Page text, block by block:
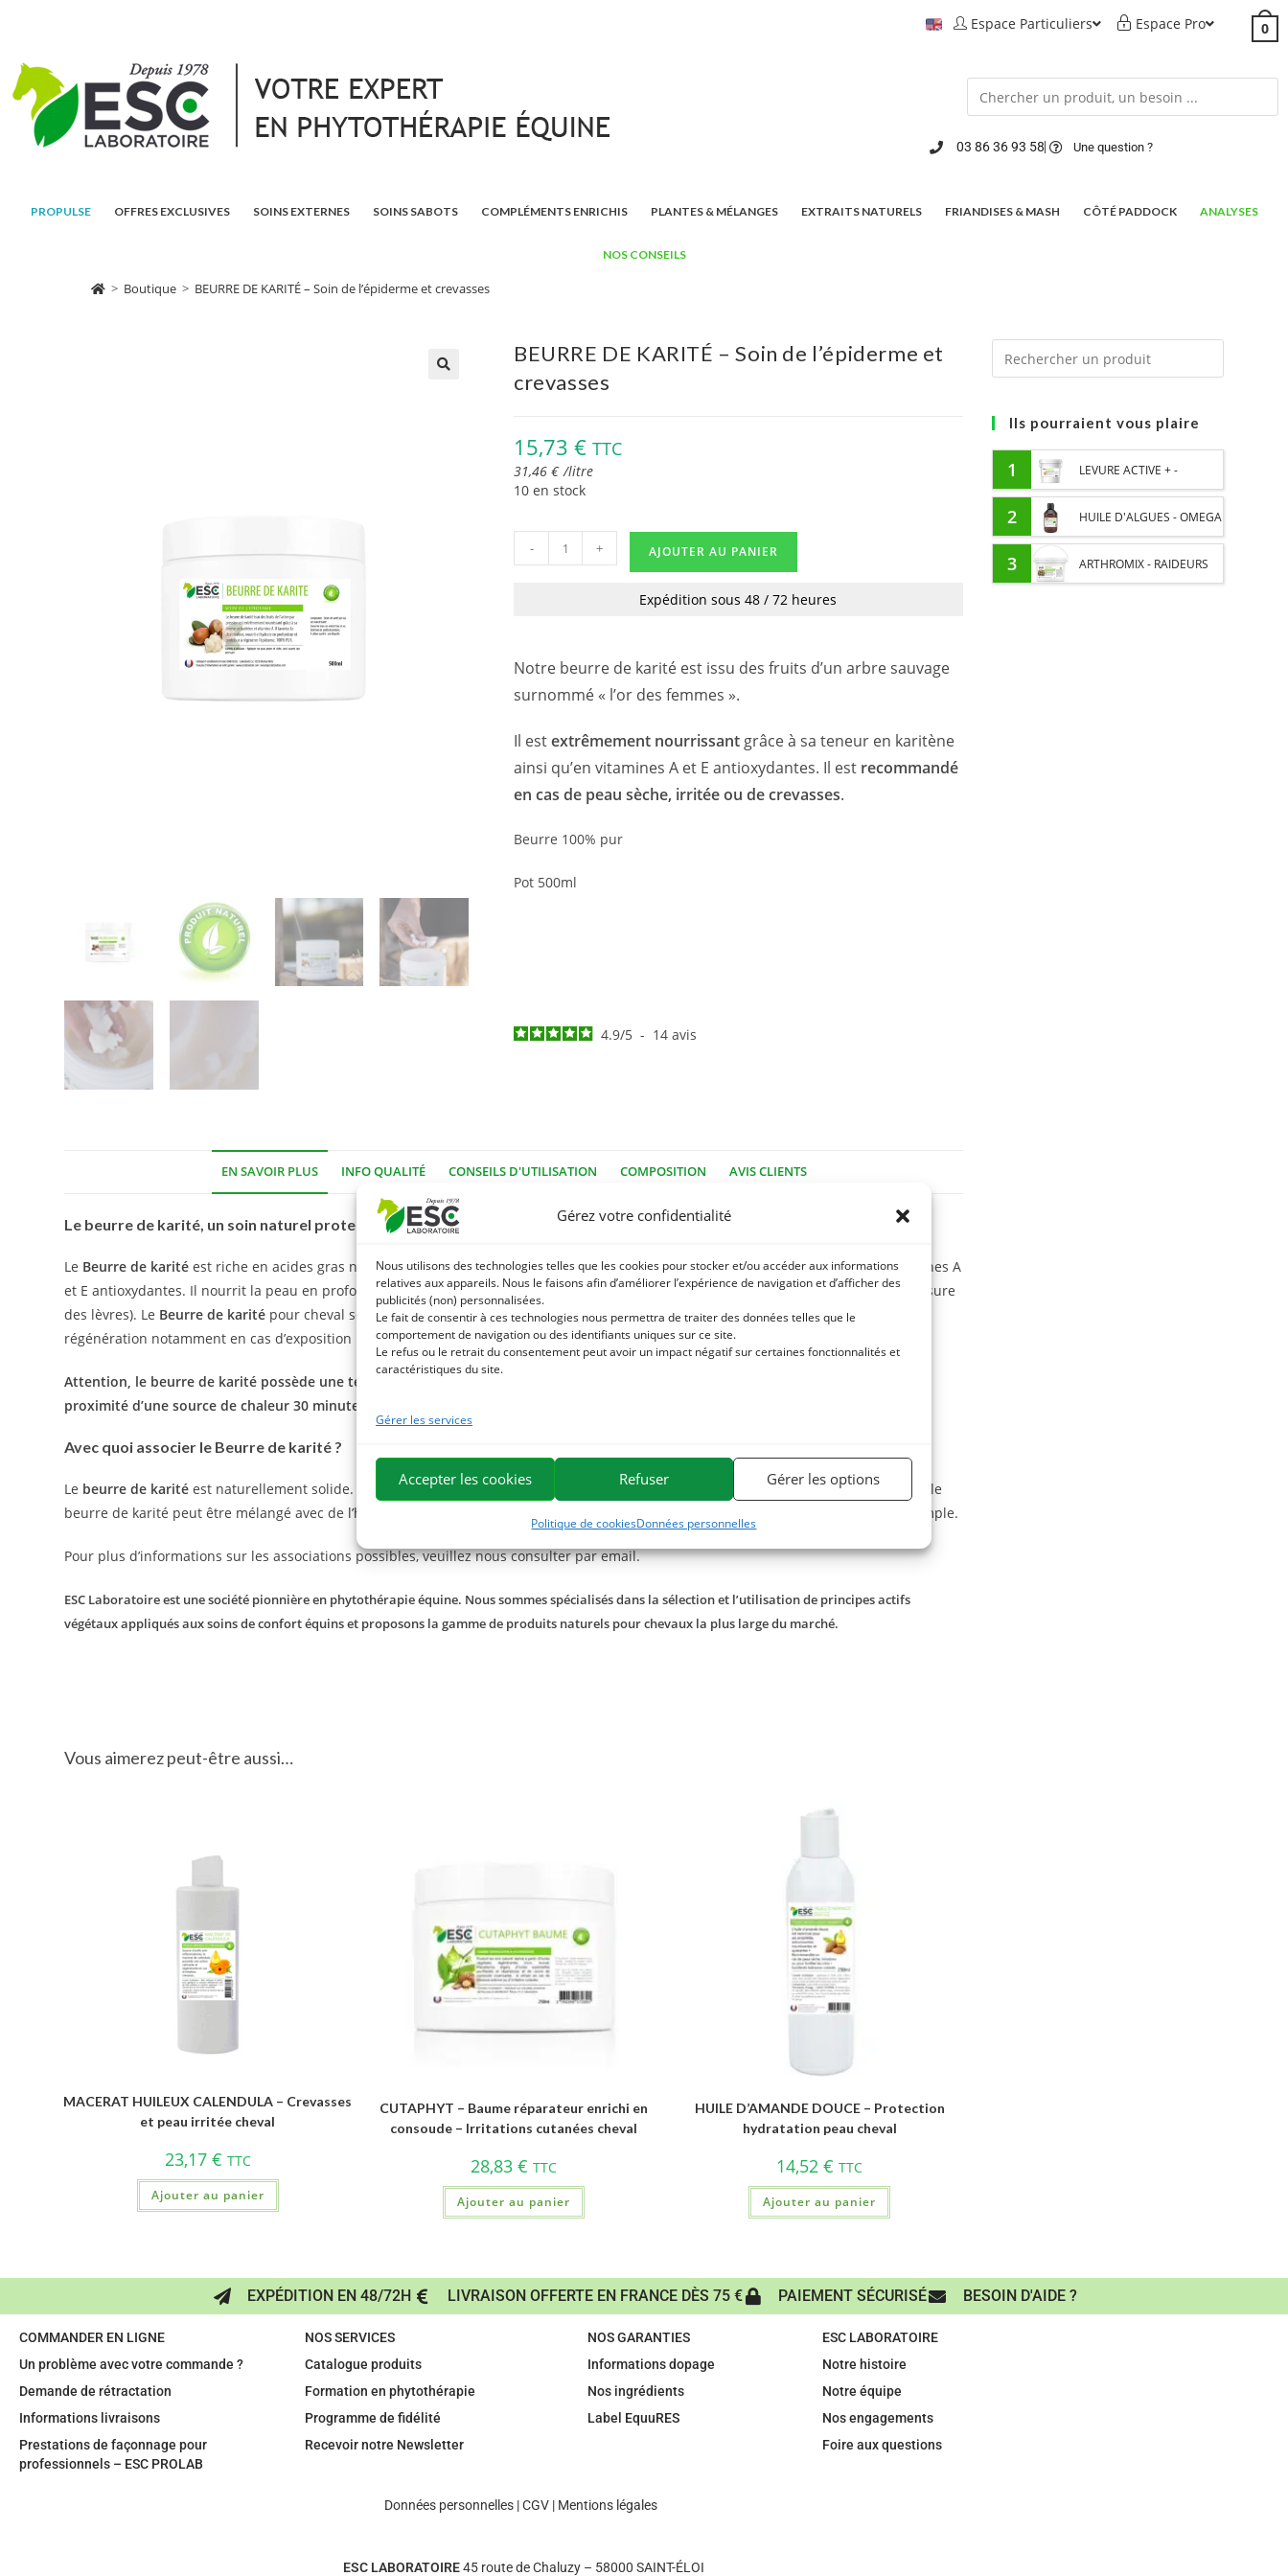
Gérez votre confidentialité
Nous utilisons des technologies telles que les cookies pour stocker et/ou accéder aux informations
relatives aux appareils. Nous le faisons afin d’améliorer l’expérience de navigation et d’afficher des
publicités (non) personnalisées.
Le fait de consentir à ces technologies nous permettra de traiter des données telles que le
comportement de navigation ou des identifiants uniques sur ce site.
Le refus ou le retrait du consentement peut avoir un impact négatif sur certaines fonctionnalités et
caractéristiques du site.
Gérer les services
Accepter les cookies Refuser Gérer les options
Politique de cookiesDonnées personnelles
Espace Particuliers Espace Pro 0
03 86 36 93 58 Une question ?
PROPULSE OFFRES EXCLUSIVES SOINS EXTERNES SOINS SABOTS COMPLÉMENTS ENRICHIS PLANTES & MÉLANGES EXTRAITS NATURELS FRIANDISES & MASH CÔTÉ PADDOCK ANALYSES
NOS CONSEILS
> Boutique > BEURRE DE KARITÉ – Soin de l’épiderme et crevasses
BEURRE DE KARITÉ – Soin de l’épiderme et
crevasses
15,73€ TTC
31,46€ /litre
10 en stock
- + AJOUTER AU PANIER
Expédition sous 48 / 72 heures
Notre beurre de karité est issu des fruits d’un arbre sauvage
surnommé « l’or des femmes ».
Il estextrêmement nourrissant grâce à sa teneur en karitène
ainsi qu’en vitamines A et E antioxydantes. Il est recommandé
en cas de peau sèche, irritée ou de crevasses.
Beurre 100% pur
Pot 500ml
4.9/5 - 14avis
EN SAVOIR PLUS INFO QUALITÉ CONSEILS D'UTILISATION COMPOSITION AVIS CLIENTS
Le beurre de karité, un soin naturel protecteur pour l’épiderme des chevaux
Le Beurre de karité est riche en acides gras nourrissants et hydratants, en insaponifiables protecteurs comme le karitène et en vitamines A
et E antioxydantes. Il nourrit la peau en profondeur et apaise les irritations dues à des frottements (au garrot, à la sangle, à la commissure
des lèvres). Le Beurre de karité pour cheval soutient également les processus de cicatrisation naturelle de l’épiderme et participe à sa
régénération notamment en cas d’exposition prolongé aux rayons du soleil.
Attention, le beurre de karité possède une texture naturellement dure. Afin de faciliter son utilisation, il est conseillé de le mettre à
proximité d’une source de chaleur 30 minutes avant son application.
Avec quoi associer le Beurre de karité ?
Le beurre de karité est naturellement solide. Il est soluble dans l’huile mais non dans l’eau. Pour obtenir un effet réparateur renforcé, le
beurre de karité peut être mélangé avec de l’huile d’amande douce par exemple.
Pour plus d’informations sur les associations possibles, veuillez nous consulter par email.
ESC Laboratoire est une société pionnière en phytothérapie équine. Nous sommes spécialisés dans la sélection et l’utilisation de principes actifs
végétaux appliqués aux soins de confort équins et proposons la gamme de produits naturels pour chevaux la plus large du marché.
Vous aimerez peut-être aussi…
MACERAT HUILEUX CALENDULA – Crevasses
et peau irritée cheval
23,17 € TTC
Ajouter au panier
CUTAPHYT – Baume réparateur enrichi en
consoude – Irritations cutanées cheval
28,83 € TTC
Ajouter au panier
HUILE D’AMANDE DOUCE – Protection
hydratation peau cheval
14,52€ TTC
Ajouter au panier
Ils pourraient vous plaire
1 LEVURE ACTIVE + -
PROBIOTIQUE CHEVAL -
FLORE INTESTINALE ET
DIGESTION
2 HUILE D'ALGUES - OMEGA
3 CHEVAL - DHA ET EPA
3 ARTHROMIX - RAIDEURS
EXPÉDITION EN 48/72H LIVRAISON OFFERTE EN FRANCE DÈS 75 € PAIEMENT SÉCURISÉ BESOIN D'AIDE ?
COMMANDER EN LIGNE
Un problème avec votre commande ?
Demande de rétractation
Informations livraisons
Prestations de façonnage pour
professionnels – ESC PROLAB
NOS SERVICES
Catalogue produits
Formation en phytothérapie
Programme de fidélité
Recevoir notre Newsletter
NOS GARANTIES
Informations dopage
Nos ingrédients
Label EquuRES
ESC LABORATOIRE
Notre histoire
Notre équipe
Nos engagements
Foire aux questions
Données personnelles|CGV| Mentions légales
ESC LABORATOIRE45 route de Chaluzy – 58000 SAINT-ÉLOI